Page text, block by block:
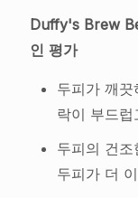
Duffy's Brew
인 평가
두피가 깨
락이 부드
두피의 건
두피가 더